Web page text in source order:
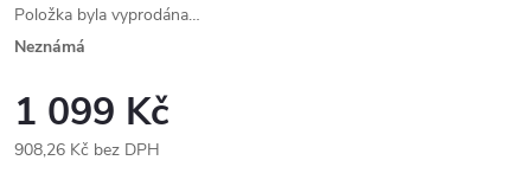
Položka byla vyprodána…
Neznámá
1 099 Kč
908,26 Kč bez DPH